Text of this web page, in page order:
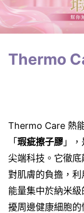
Thermo
Thermo Care 熱
「 瑕疵擦子膠 」
尖端科技。它徹
對肌膚的負擔，
能量集中於納米
擾周邊健康細胞